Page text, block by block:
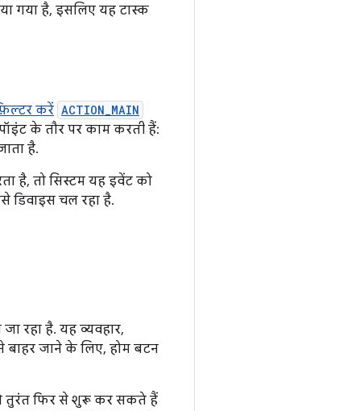
गया है, इसलिए यह टास्क
करें ACTION_MAIN
के तौर पर काम करती हैं:
है.
है, तो सिस्टम यह इवेंट को
चल रहा है.
रहा है. यह व्यवहार,
बाहर जाने के लिए, होम बटन
तुरंत फिर से शुरू कर सकते हैं